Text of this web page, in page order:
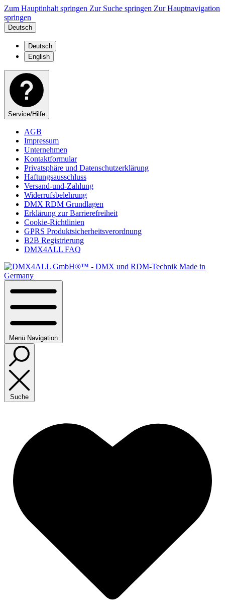
Zum Hauptinhalt springen Zur Suche springen Zur Hauptnavigation
springen
Deutsch
Deutsch
English
Service/Hilfe
AGB
Impressum
Unternehmen
Kontaktformular
Privatsphäre und Datenschutzerklärung
Haftungsausschluss
Versand-und-Zahlung
Widerrufsbelehrung
DMX RDM Grundlagen
Erklärung zur Barrierefreiheit
Cookie-Richtlinien
GPRS Produktsicherheitsverordnung
B2B Registrierung
DMX4ALL FAQ
Menü Navigation
Suche